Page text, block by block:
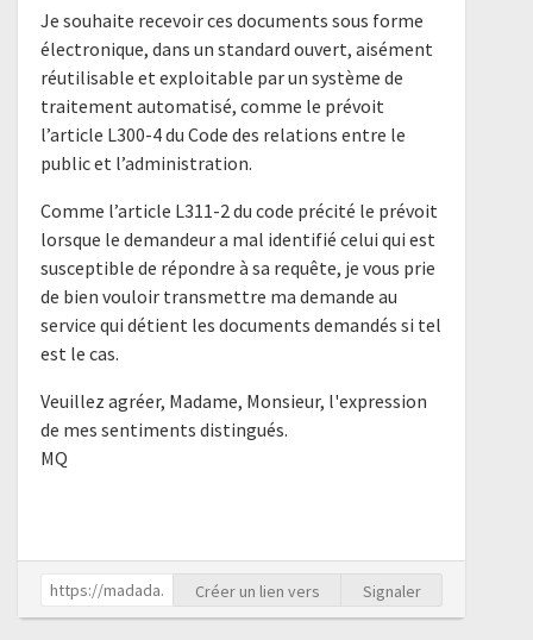
Je souhaite recevoir ces documents sous forme
électronique, dans un standard ouvert, aisément
réutilisable et exploitable par un système de
traitement automatisé, comme le prévoit
l’article L300-4 du Code des relations entre le
public et l’administration.
Comme l’article L311-2 du code précité le prévoit
lorsque le demandeur a mal identifié celui qui est
susceptible de répondre à sa requête, je vous prie
de bien vouloir transmettre ma demande au
service qui détient les documents demandés si tel
est le cas.
Veuillez agréer, Madame, Monsieur, l'expression
de mes sentiments distingués.
MQ
Créer un lien vers Signaler